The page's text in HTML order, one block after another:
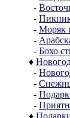
-
-
- Моряк
-
- Бохо
♦
-
-
-
-
♦